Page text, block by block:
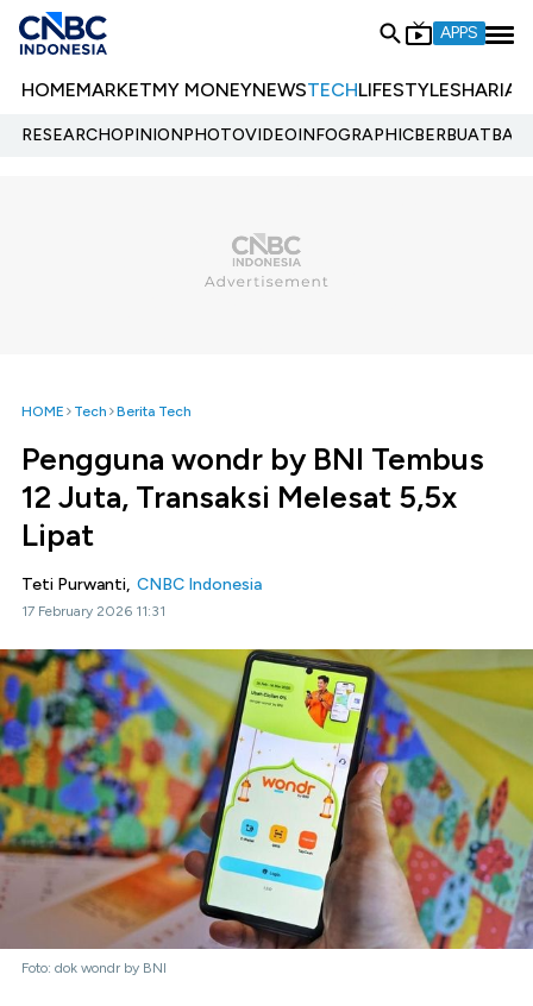
APPS
HOMEMARKETMY MONEYNEWSTECHLIFESTYLESHARIA
RESEARCHOPINIONPHOTOVIDEOINFOGRAPHIC
HOME Tech Berita Tech
Pengguna wondr by BNI Tembus
12 Juta, Transaksi Melesat 5,5x
Lipat
Teti Purwanti, CNBC Indonesia
17 February 2026 11:31
Foto: dok wondr by BNI